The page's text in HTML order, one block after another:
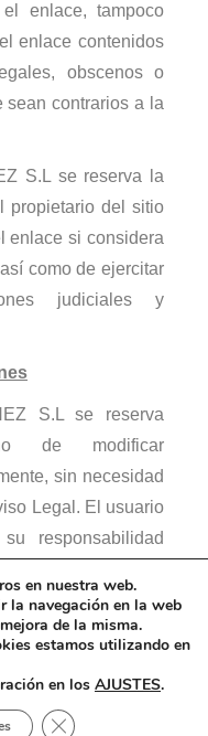
enlace, tampoco
enlace contenidos
obscenos o
sean contrarios a la
S.L se reserva la
propietario del sitio
enlace si considera
como de ejercitar
judiciales y
S.L se reserva
de modificar
sin necesidad
Legal. El usuario
responsabilidad
en nuestra web.
la navegación en la web
de la misma.
estamos utilizando en
en los AJUSTES.
Cerrar el banner de